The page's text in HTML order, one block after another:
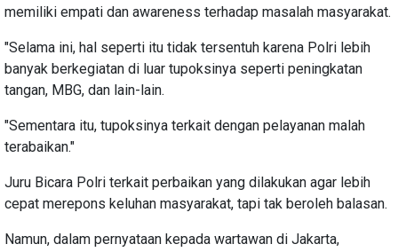
memiliki empati dan awareness terhadap masalah masyarakat.
"Selama ini, hal seperti itu tidak tersentuh karena Polri lebih
banyak berkegiatan di luar tupoksinya seperti peningkatan
tangan, MBG, dan lain-lain.
"Sementara itu, tupoksinya terkait dengan pelayanan malah
terabaikan."
Juru Bicara Polri terkait perbaikan yang dilakukan agar lebih
cepat merepons keluhan masyarakat, tapi tak beroleh balasan.
Namun, dalam pernyataan kepada wartawan di Jakarta,